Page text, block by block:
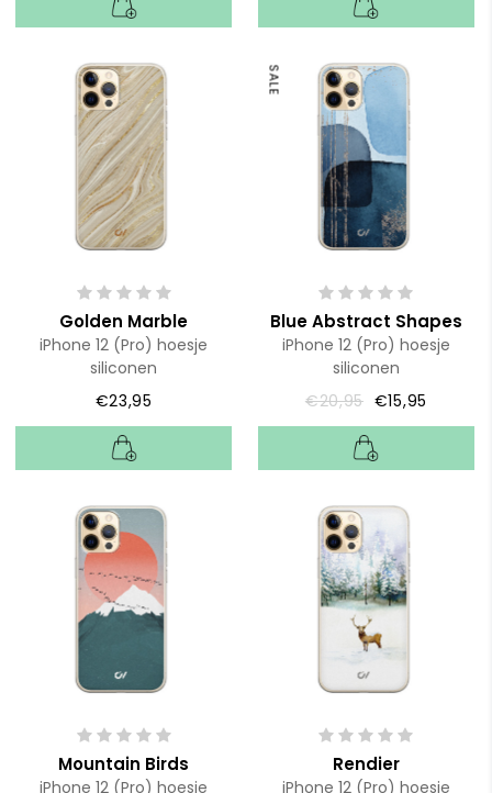
Golden Marble
iPhone 12 (Pro) hoesje
siliconen
€23,95
SALE
Blue Abstract Shapes
iPhone 12 (Pro) hoesje
siliconen
€20,95 €15,95
Mountain Birds
iPhone 12 (Pro) hoesje
Rendier
iPhone 12 (Pro) hoesje